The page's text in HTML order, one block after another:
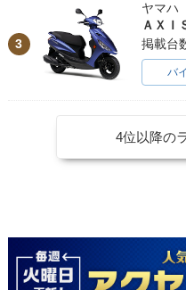
3
ヤマハ
ＡＸ
掲載台
バ
4位以降の